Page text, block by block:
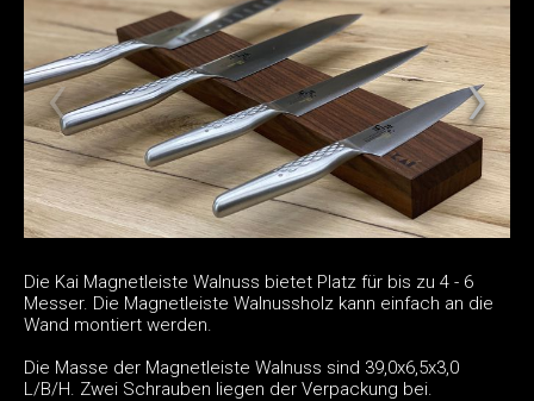
Die Kai Magnetleiste Walnuss bietet Platz für bis zu 4 - 6
Messer. Die Magnetleiste Walnussholz kann einfach an die
Wand montiert werden.
Die Masse der Magnetleiste Walnuss sind 39,0x6,5x3,0
L/B/H. Zwei Schrauben liegen der Verpackung bei.